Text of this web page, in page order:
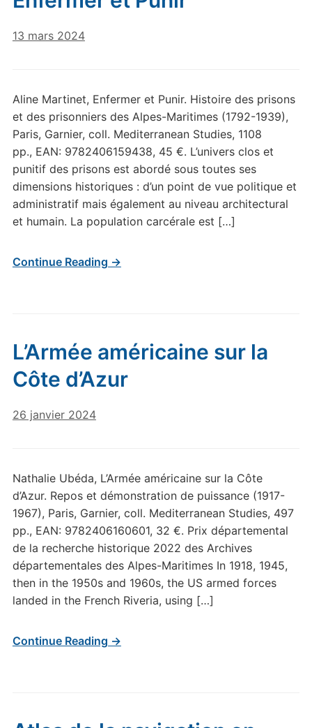
13 mars 2024
Aline Martinet, Enfermer et Punir. Histoire des prisons
et des prisonniers des Alpes-Maritimes (1792-1939),
Paris, Garnier, coll. Mediterranean Studies, 1108
pp., EAN: 9782406159438, 45 €. L’univers clos et
punitif des prisons est abordé sous toutes ses
dimensions historiques : d’un point de vue politique et
administratif mais également au niveau architectural
et humain. La population carcérale est […]
Continue Reading →
L’Armée américaine sur la
Côte d’Azur
26 janvier 2024
Nathalie Ubéda, L’Armée américaine sur la Côte
d’Azur. Repos et démonstration de puissance (1917-
1967), Paris, Garnier, coll. Mediterranean Studies, 497
pp., EAN: 9782406160601, 32 €. Prix départemental
de la recherche historique 2022 des Archives
départementales des Alpes-Maritimes In 1918, 1945,
then in the 1950s and 1960s, the US armed forces
landed in the French Riveria, using […]
Continue Reading →